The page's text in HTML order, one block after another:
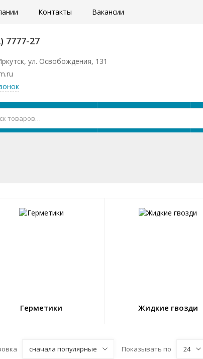
Контакты Вакансии
7777-27
ул. Освобождения, 131
Герметики Жидкие гвозди
сначала популярные Показывать по 24